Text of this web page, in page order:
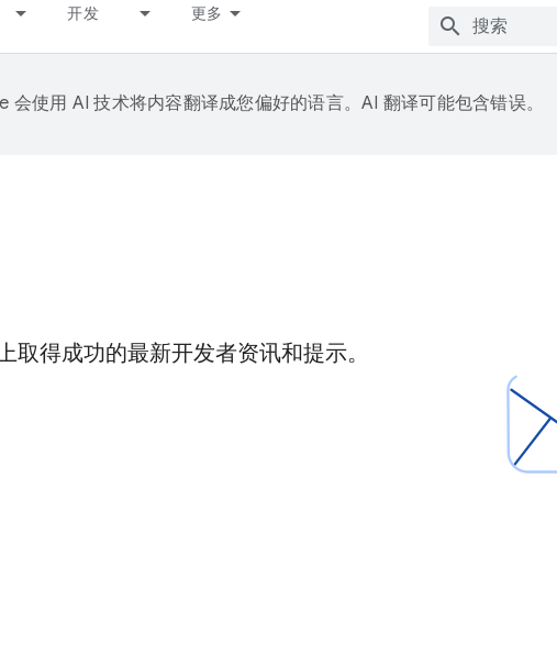
开发 更多
会使用 AI 技术将内容翻译成您偏好的语言。AI 翻译可能包含错误。
得成功的最新开发者资讯和提示。